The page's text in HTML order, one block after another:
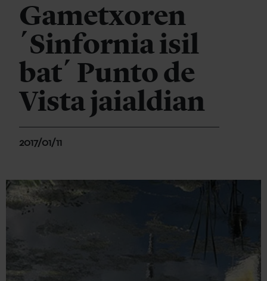
Gametxoren
´Sinfornia isil
bat´ Punto de
Vista jaialdian
2017/01/11